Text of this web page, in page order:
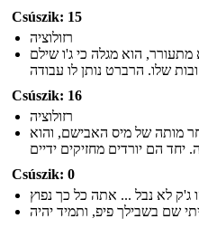
Csúszik: 15
רזולוציה
הוא מגלה כי ג'ו שילם
Csúszik: 16
רזולוציה
מותה של מיס האבישם, והוא
Csúszik: 0